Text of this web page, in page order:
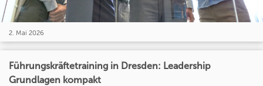
2. Mai 2026
Führungskräftetraining in Dresden: Leadership
Grundlagen kompakt